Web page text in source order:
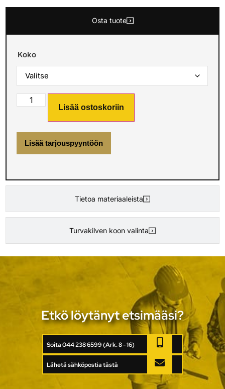
Osta tuote
Tietoa materiaaleista
Turvakilven koon valinta
Koko
Lisää ostoskoriin
Lisää tarjouspyyntöön
Etkö löytänyt etsimääsi?
Soita 044 238 6599 (Ark. 8 - 16)
Lähetä sähköpostia tästä